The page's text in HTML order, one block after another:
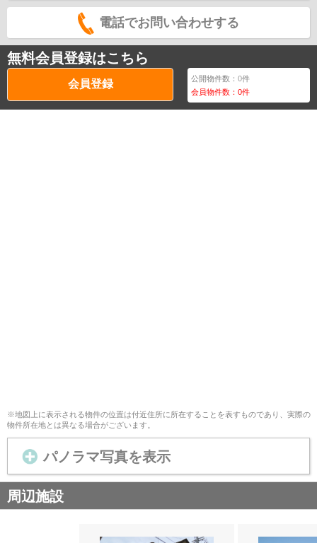
電話でお問い合わせする
無料会員登録はこちら
会員登録 公開物件数：0件
会員物件数：0件
※地図上に表示される物件の位置は付近住所に所在することを表すものであり、実際の
物件所在地とは異なる場合がございます。
パノラマ写真を表示
周辺施設